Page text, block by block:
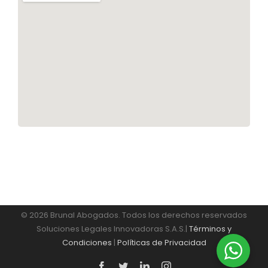
© 2026 Brunal Abogados. Todos los derechos reservados
Soluciones Legales Innovadoras S.A.S.| Términos y
Condiciones | Políticas de Privacidad
Facebook
TwitterLinkedInInstagram